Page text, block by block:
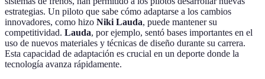
estrategias. Un piloto que sabe cómo adaptarse a los cambios
innovadores, como hizo Niki Lauda, puede mantener su
competitividad. Lauda, por ejemplo, sentó bases importantes en el
uso de nuevos materiales y técnicas de diseño durante su carrera.
Esta capacidad de adaptación es crucial en un deporte donde la
tecnología avanza rápidamente.